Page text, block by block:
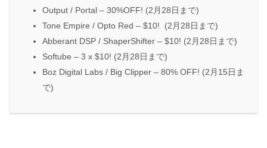
Output / Portal – 30%OFF! (2月28日まで)
Tone Empire / Opto Red – $10! (2月28日まで)
Abberant DSP / ShaperShifter – $10! (2月28日まで)
Softube – 3 x $10! (2月28日まで)
Boz Digital Labs / Big Clipper – 80% OFF! (2月15日ま
で)